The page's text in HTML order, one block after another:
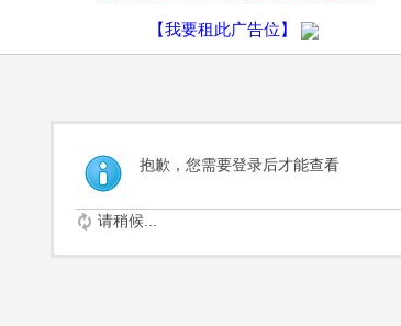
【我要租此广告位】
抱歉，您需要登录后才能查看
请稍候...